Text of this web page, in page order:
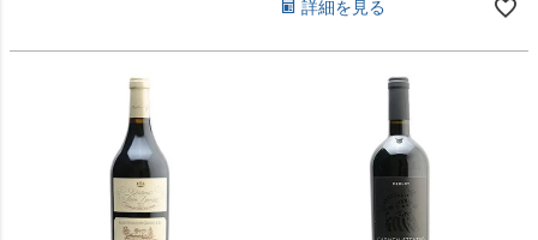
詳細を見る